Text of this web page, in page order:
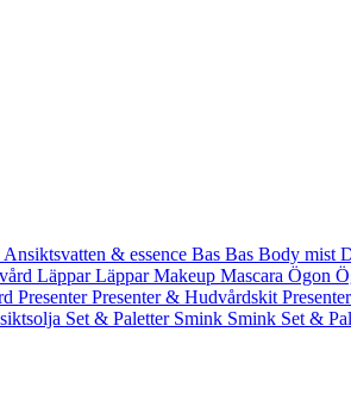
Ansiktsvatten & essence Bas Bas Body mist
LäpparLäpparMakeup Mascara Ögon
PresenterPresenter & Hudvårdskit
Set & Paletter Smink Smink Set &